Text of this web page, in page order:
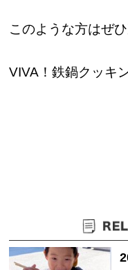
このような方はぜ
VIVA！鉄鍋クッキ